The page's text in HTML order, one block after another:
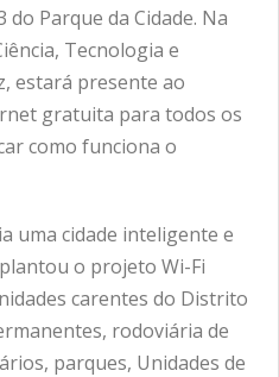
Parque da Cidade. Na
Tecnologia e
estará presente ao
gratuita para todos os
como funciona o
uma cidade inteligente e
o projeto Wi-Fi
carentes do Distrito
rodoviária de
parques, Unidades de